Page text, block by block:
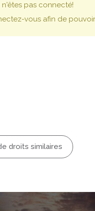
n'êtes pas connecté!
vous afin de
droits similaires